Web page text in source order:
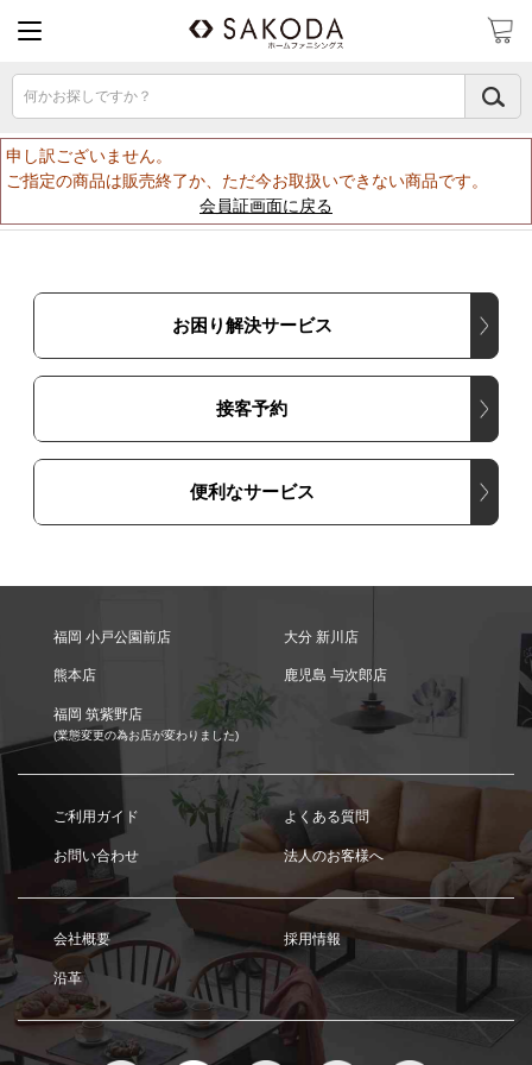
何かお探しですか？
申し訳ございません。
ご指定の商品は販売終了か、ただ今お取扱いできない商品です。
会員証画面に戻る
お困り解決サービス
接客予約
便利なサービス
福岡 小戸公園前店 大分 新川店
熊本店 鹿児島 与次郎店
福岡 筑紫野店
(業態変更の為お店が変わりました)
ご利用ガイド よくある質問
お問い合わせ 法人のお客様へ
会社概要 採用情報
沿革